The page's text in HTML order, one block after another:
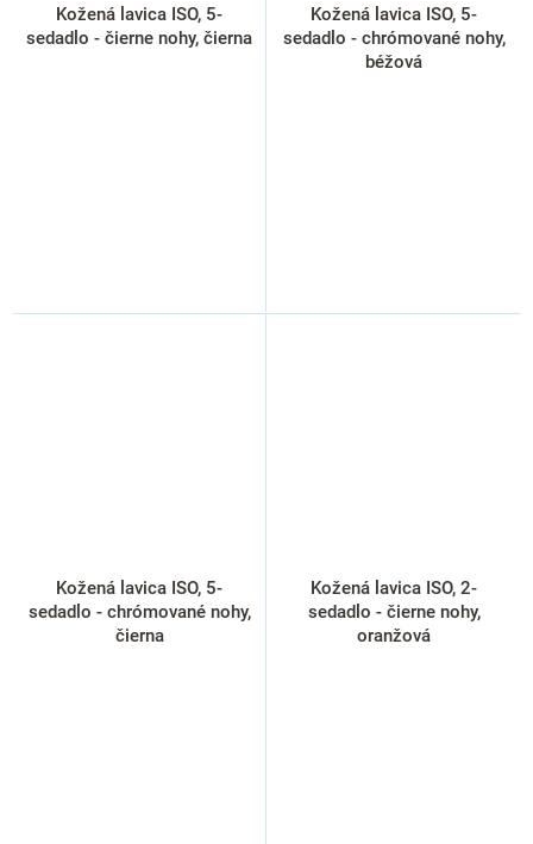
Kožená lavica ISO, 5-
sedadlo - čierne nohy, čierna
Kožená lavica ISO, 5-
sedadlo - chrómované nohy,
béžová
Kožená lavica ISO, 5-
sedadlo - chrómované nohy,
čierna
Kožená lavica ISO, 2-
sedadlo - čierne nohy,
oranžová